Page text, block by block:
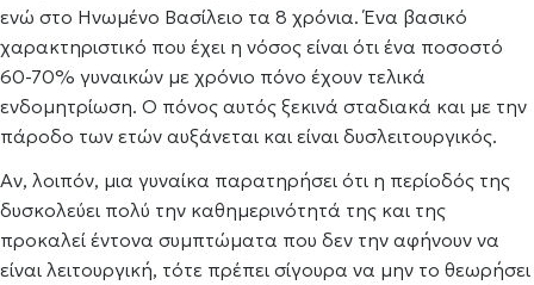
ενώ στο Ηνωμένο Βασίλειο τα 8 χρόνια. Ένα βασικό
χαρακτηριστικό που έχει η νόσος είναι ότι ένα ποσοστό
60-70% γυναικών με χρόνιο πόνο έχουν τελικά
ενδομητρίωση. Ο πόνος αυτός ξεκινά σταδιακά και με την
πάροδο των ετών αυξάνεται και είναι δυσλειτουργικός.
Αν, λοιπόν, μια γυναίκα παρατηρήσει ότι η περίοδός της
δυσκολεύει πολύ την καθημερινότητά της και της
προκαλεί έντονα συμπτώματα που δεν την αφήνουν να
είναι λειτουργική, τότε πρέπει σίγουρα να μην το θεωρήσει